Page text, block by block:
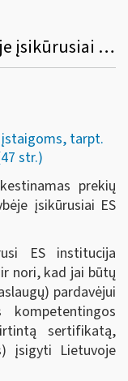
Kaip taikyti kitoje ES valstybėje įsikūrusiai ES institucijai Lietuvoje įsigytų prekių (paslaugų) pirkimo PVM lengvatą?
tarpt.
str.)
prekių
įsikūrusiai ES
ES institucija
nori, kad jai būtų
pardavėjui
sertifikatą,
įsigyti Lietuvoje